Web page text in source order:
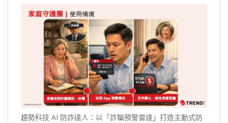
趨勢科技 AI 防詐達人：以「詐騙預警雷達」打造主動式防